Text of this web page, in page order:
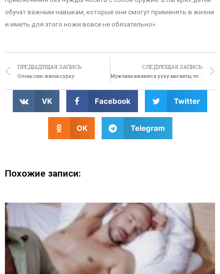
обучат важным навыкам, которые они смогут применять в жизни
и иметь для этого ножи вовсе не обязательно».
ПРЕДЫДУЩАЯ ЗАПИСЬ
Олень спас жизнь сурку
СЛЕДУЮЩАЯ ЗАПИСЬ
Мужчина вживил в руку магниты, чтобы носить на ней плеер
VK Facebook Twitter
OK Telegram
Похожие записи: